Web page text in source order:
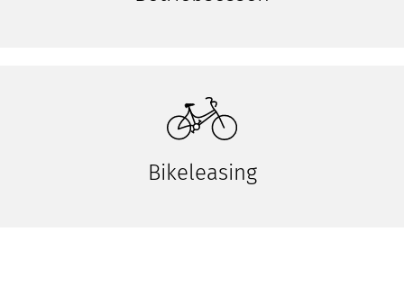
Bikeleasing